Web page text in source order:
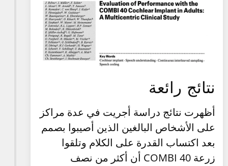
نتائج رائعة
أظهرت نتائج دراسة أجريت في عدة مراكز
على الأشخاص البالغين الذين أصيبوا بصمم
بعد اكتساب القدرة على الكلام وتلقوا
زرعة COMBI 40 أن أكثر من نصف